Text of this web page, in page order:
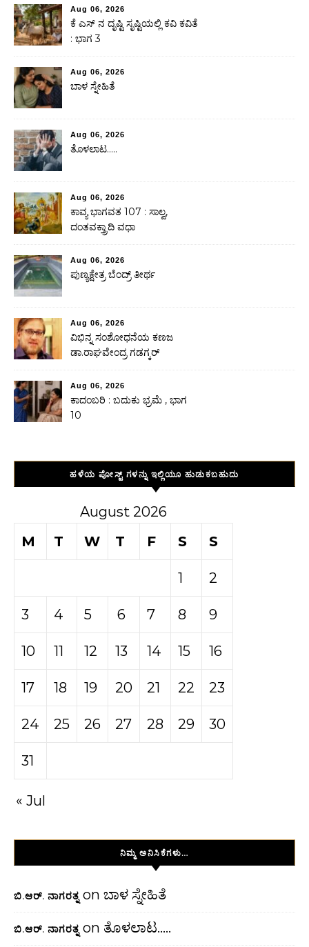
Aug 06, 2026
ಕೆ ಎಸ್ ನ ದೃಷ್ಟಿ ಸೃಷ್ಟಿಯಲ್ಲಿ ಕವಿ ಕವಿತೆ
: ಭಾಗ 3
Aug 06, 2026
ಬಾಳ ಸ್ನೇಹಿತೆ
Aug 06, 2026
ತೊಳಲಾಟ…..
Aug 06, 2026
ಕಾವ್ಯ ಭಾಗವತ 107 : ಸಾಲ್ವ,
ದಂತವಕ್ತ್ರಾದಿ ವಧಾ
Aug 06, 2026
ಪುಣ್ಯಕ್ಷೇತ್ರ ಬೆಂದ್ರ್ ತೀರ್ಥ
Aug 06, 2026
ವಿಭಿನ್ನ ಸಂಶೋಧನೆಯ ಕಣಜ
ಡಾ.ರಾಘವೇಂದ್ರ ಗಡಗ್ಕರ್
Aug 06, 2026
ಕಾದಂಬರಿ : ಬದುಕು ಭ್ರಮೆ , ಭಾಗ
10
ಹಳೆಯ ಪೋಸ್ಟ್ ಗಳನ್ನು ಇಲ್ಲಿಯೂ ಹುಡುಕಬಹುದು
August 2026
M
T W T F S S
1 2
3 4 5 6 7 8 9
10 11 12 13 14 15 16
17 18 19 20 21 22 23
24 25 26 27 28 29 30
31
« Jul
ನಿಮ್ಮ ಅನಿಸಿಕೆಗಳು…
ಬಿ.ಆರ್. ನಾಗರತ್ನ on ಬಾಳ ಸ್ನೇಹಿತೆ
ಬಿ.ಆರ್. ನಾಗರತ್ನ on ತೊಳಲಾಟ…..